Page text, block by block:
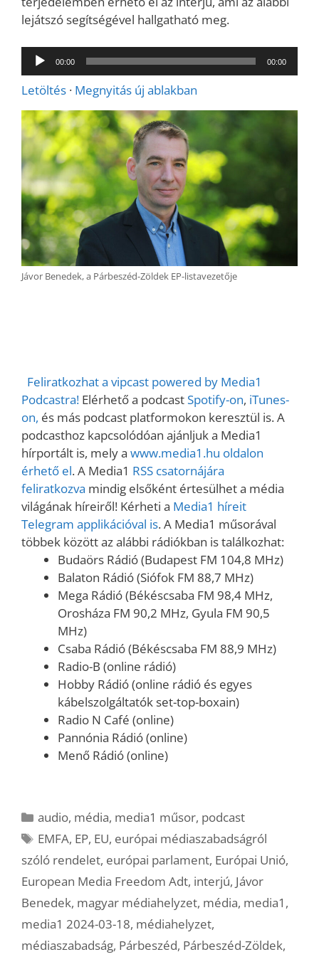
lejátszó segítségével hallgatható meg.
Audió
lejátszó
00:00 00:00
Letöltés · Megnyitás új ablakban
Jávor Benedek, a Párbeszéd-Zöldek EP-listavezetője
Feliratkozhat a vipcast powered by Media1
Podcastra! Elérhető a podcastSpotify-on, iTunes-
on, és más podcast platformokon keresztül is. A
podcasthoz kapcsolódóan ajánljuk a Media1
hírportált is, mely a www.media1.hu oldalon
érhető el. A Media1 RSS csatornájára
feliratkozva mindig elsőként értesülhet a média
világának híreiről! Kérheti a Media1 híreit
Telegram applikációval is. A Media1 műsorával
többek között az alábbi rádiókban is találkozhat:
Budaörs Rádió (Budapest FM 104,8 MHz)
Balaton Rádió (Siófok FM 88,7 MHz)
Mega Rádió (Békéscsaba FM 98,4 MHz,
Orosháza FM 90,2 MHz, Gyula FM 90,5
MHz)
Csaba Rádió (Békéscsaba FM 88,9 MHz)
Radio-B (online rádió)
Hobby Rádió (online rádió és egyes
kábelszolgáltatók set-top-boxain)
Radio N Café (online)
Pannónia Rádió (online)
Menő Rádió (online)
Kategória
audio, média, media1 műsor, podcast
Címkék
EMFA, EP, EU, európai médiaszabadságról
szóló rendelet, európai parlament, Európai Unió,
European Media Freedom Adt, interjú, Jávor
Benedek, magyar médiahelyzet, média, media1 ,
media1 2024-03-18, médiahelyzet,
médiaszabadság, Párbeszéd, Párbeszéd-Zöldek,